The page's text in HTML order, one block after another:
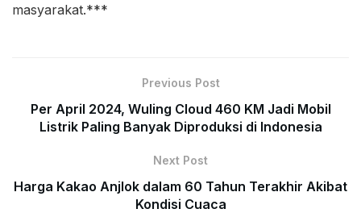
masyarakat.***
Previous Post
Per April 2024, Wuling Cloud 460 KM Jadi Mobil
Listrik Paling Banyak Diproduksi di Indonesia
Next Post
Harga Kakao Anjlok dalam 60 Tahun Terakhir Akibat
Kondisi Cuaca